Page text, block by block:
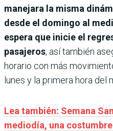
manejara la misma
desde el domingo al
espera que inicie el
pasajeros, así también
horario con más
lunes y la primera hora del
Lea también: Semana
mediodía, una